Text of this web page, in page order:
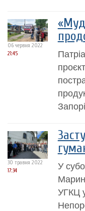
06 червня 2022
21:45
30 травня 2022
17:34
У
УГКЦ